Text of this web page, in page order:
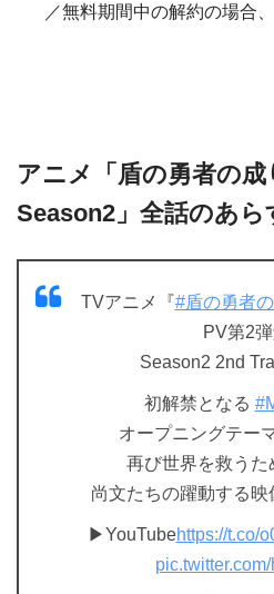
／無料期間中の解約の場合
アニメ「盾の勇者の成
Season2」全話のあ
TVアニメ『#盾の勇者
PV第2
Season2 2nd
初解禁となる
オープニングテー
再び世界を救うた
尚文たちの躍動する
▶YouTubehttps://t.co/